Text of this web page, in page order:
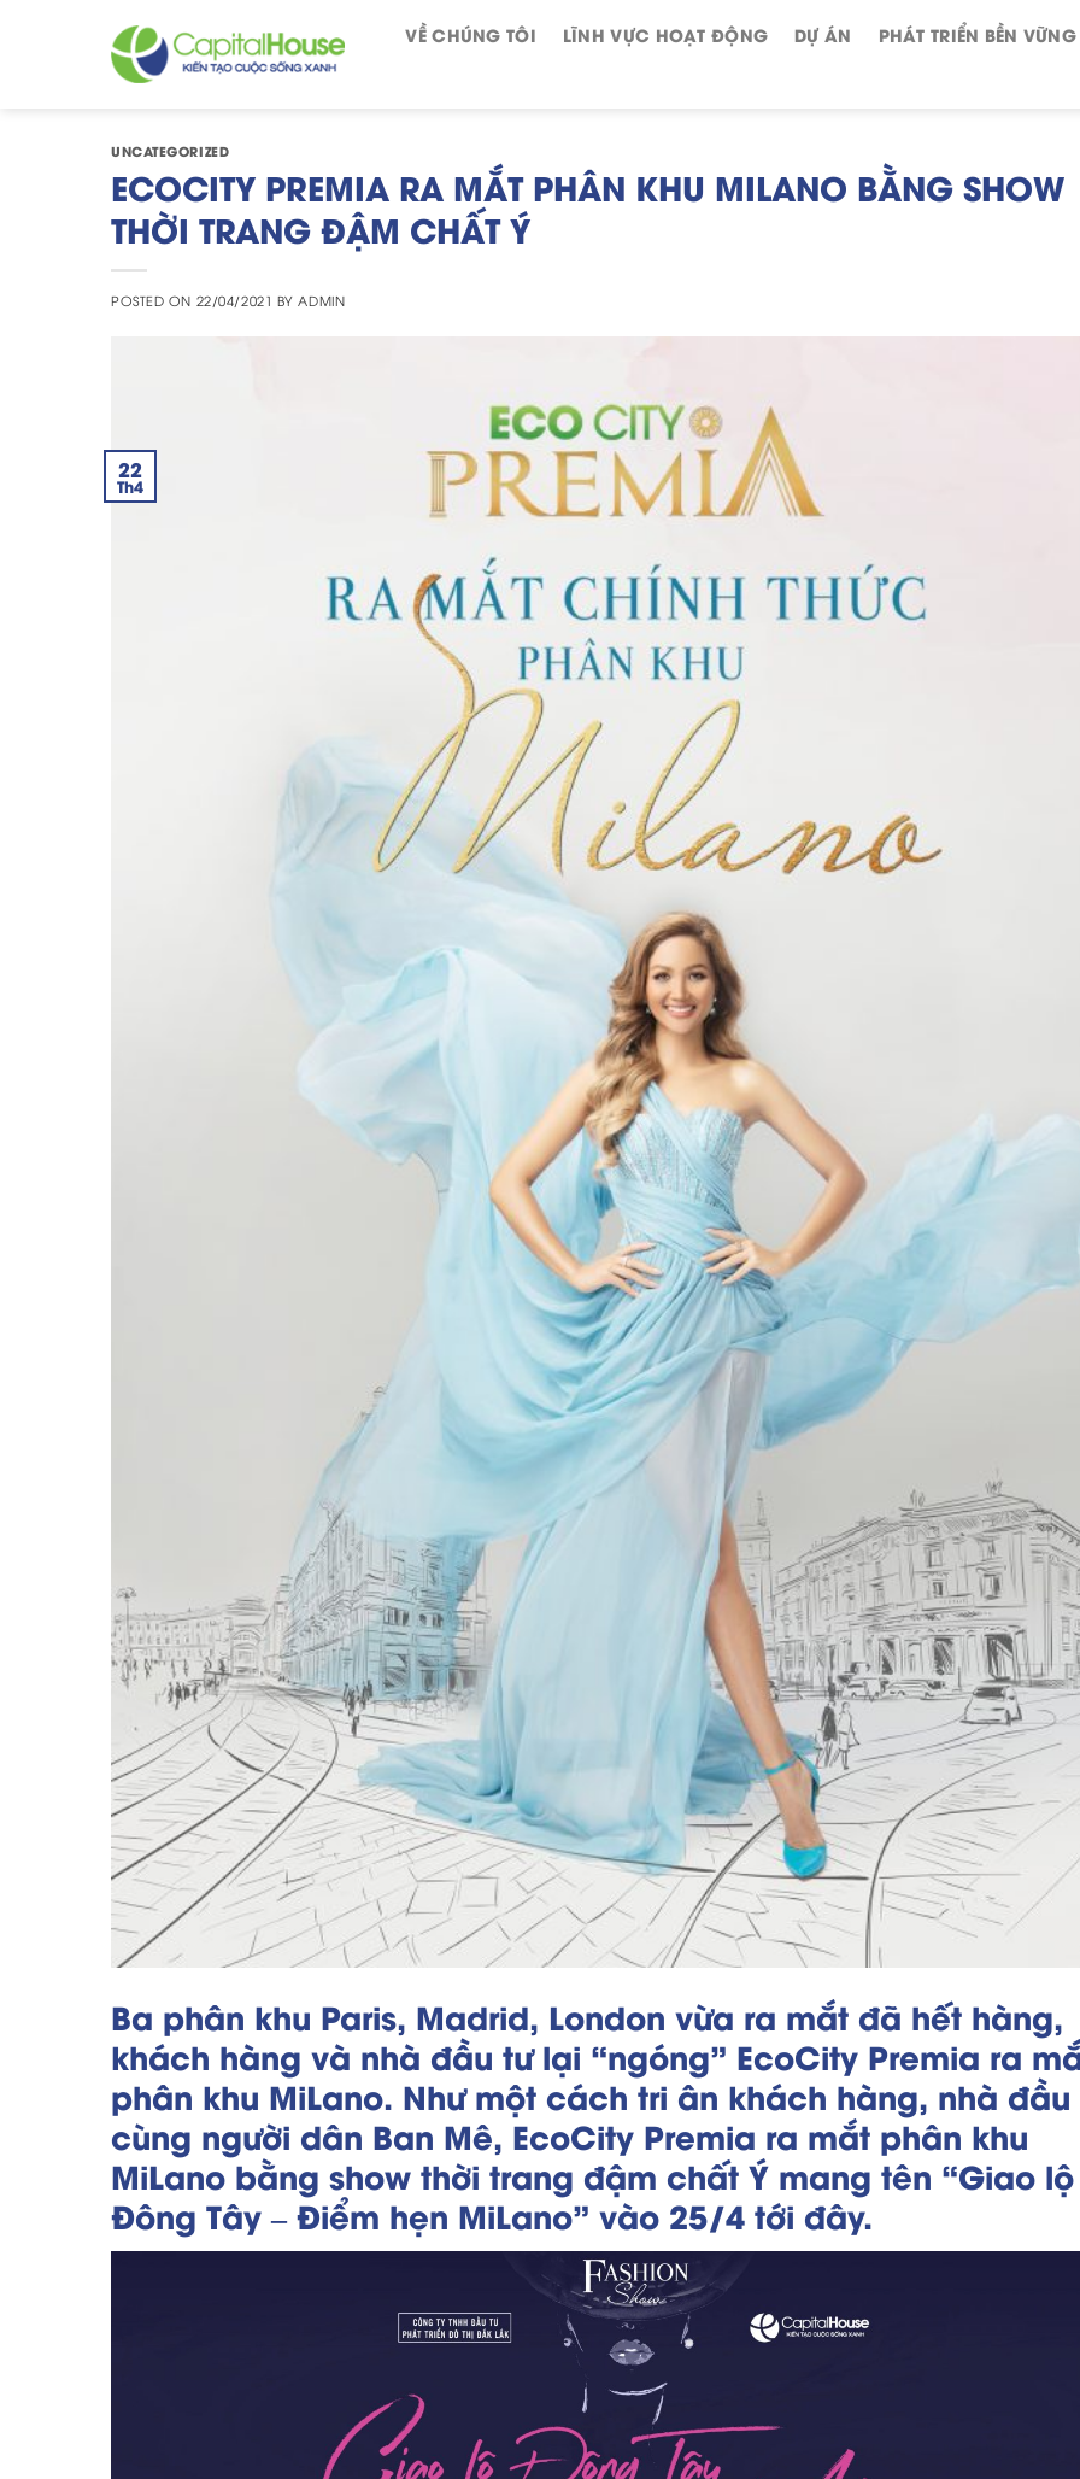
VỀ CHÚNG TÔI LĨNH VỰC HOẠT ĐỘNG DỰ ÁN PHÁT TRIỂN BỀN VỮNG
UNCATEGORIZED
ECOCITY PREMIA RA MẮT PHÂN KHU MILANO BẰNG SHOW
THỜI TRANG ĐẬM CHẤT Ý
POSTED ON 22/04/2021 BY ADMIN
22
Th4
Ba phân khu Paris, Madrid, London vừa ra mắt đã hết hàng,
khách hàng và nhà đầu tư lại “ngóng” EcoCity Premia ra
phân khu MiLano. Như một cách tri ân khách hàng, nhà đầu
cùng người dân Ban Mê, EcoCity Premia ra mắt phân khu
MiLano bằng show thời trang đậm chất Ý mang tên “Giao lộ
Đông Tây – Điểm hẹn MiLano” vào 25/4 tới đây.